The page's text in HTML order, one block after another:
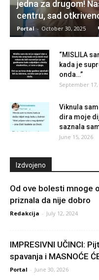
jedna za drugom!
centru, sad
Portal - October 30, 2025
“MISLILA
kada je
onda…”
September 17,
Viknula
dira moje
saznala
June 15, 2026
Izdvojeno
Od ove bolesti mnoge
priznala da nije dobro
Redakcija - July 12, 2024
IMPRESIVNI UČINCI:
spavanja i MASNOĆE
Portal - June 30, 2026